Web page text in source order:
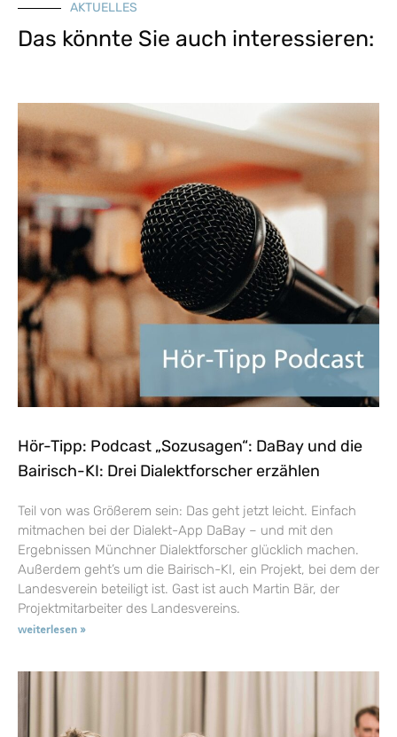
AKTUELLES
Das könnte Sie auch interessieren:
Hör-Tipp: Podcast „Sozusagen“: DaBay und die
Bairisch-KI: Drei Dialektforscher erzählen
Teil von was Größerem sein: Das geht jetzt leicht. Einfach
mitmachen bei der Dialekt-App DaBay – und mit den
Ergebnissen Münchner Dialektforscher glücklich machen.
Außerdem geht’s um die Bairisch-KI, ein Projekt, bei dem der
Landesverein beteiligt ist. Gast ist auch Martin Bär, der
Projektmitarbeiter des Landesvereins.
weiterlesen »